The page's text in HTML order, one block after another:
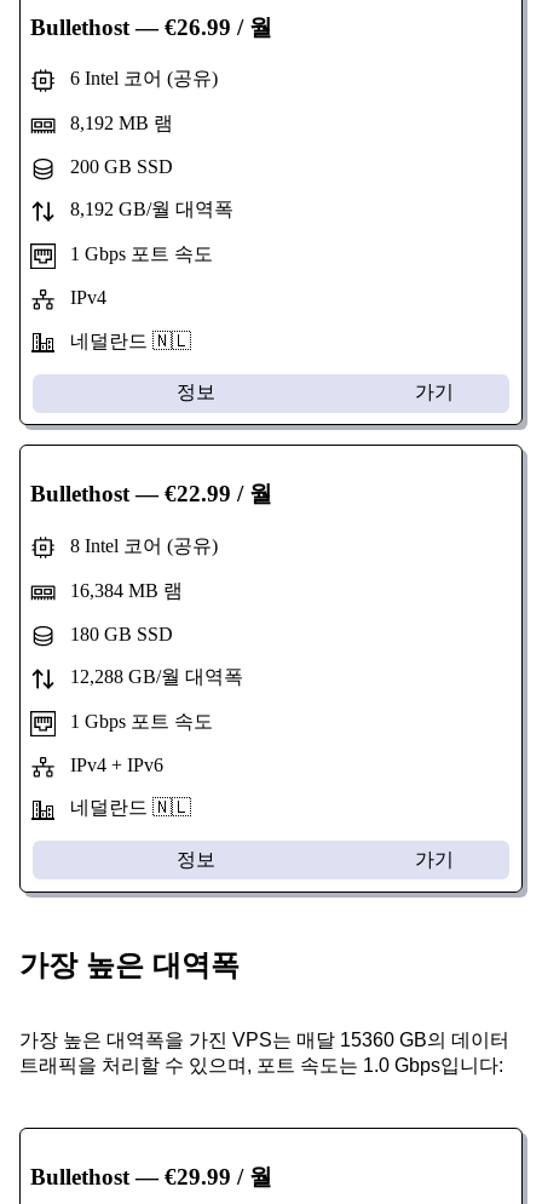
Bullethost— €26.99 / 월
6 Intel 코어 (공유)
8,192 MB 램
200 GB SSD
8,192 GB/월 대역폭
1 Gbps 포트 속도
IPv4
네덜란드 🇳🇱
정보 가기
Bullethost— €22.99 / 월
8 Intel 코어 (공유)
16,384 MB 램
180 GB SSD
12,288 GB/월 대역폭
1 Gbps 포트 속도
IPv4 + IPv6
네덜란드 🇳🇱
정보 가기
가장 높은 대역폭
가장 높은 대역폭을 가진 VPS는 매달 15360 GB의 데이터
트래픽을 처리할 수 있으며, 포트 속도는 1.0 Gbps입니다:
Bullethost— €29.99 / 월